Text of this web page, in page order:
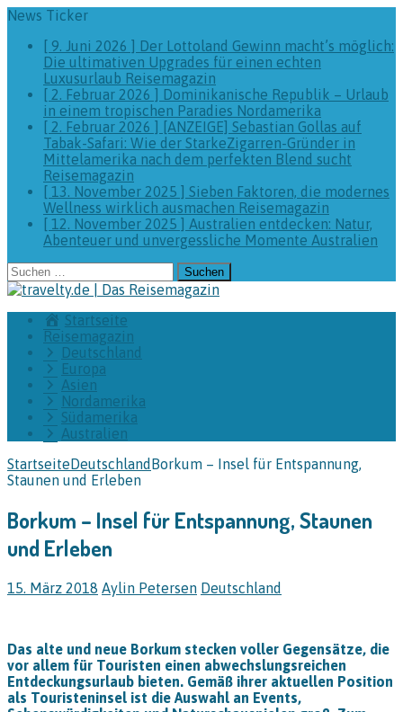
News Ticker
[ 9. Juni 2026 ] Der Lottoland Gewinn macht’s möglich:
Die ultimativen Upgrades für einen echten
Luxusurlaub Reisemagazin
[ 2. Februar 2026 ] Dominikanische Republik – Urlaub
in einem tropischen Paradies Nordamerika
[ 2. Februar 2026 ] [ANZEIGE] Sebastian Gollas auf
Tabak-Safari: Wie der StarkeZigarren-Gründer in
Mittelamerika nach dem perfekten Blend sucht
Reisemagazin
[ 13. November 2025 ] Sieben Faktoren, die modernes
Wellness wirklich ausmachen Reisemagazin
[ 12. November 2025 ] Australien entdecken: Natur,
Abenteuer und unvergessliche Momente Australien
Suchen
nach:
Startseite
Reisemagazin
Deutschland
Europa
Asien
Nordamerika
Südamerika
Australien
StartseiteDeutschland Borkum – Insel für Entspannung,
Staunen und Erleben
Borkum – Insel für Entspannung, Staunen
und Erleben
15. März 2018 Aylin Petersen Deutschland
Das alte und neue Borkum stecken voller Gegensätze, die
vor allem für Touristen einen abwechslungsreichen
Entdeckungsurlaub bieten. Gemäß ihrer aktuellen Position
als Touristeninsel ist die Auswahl an Events,